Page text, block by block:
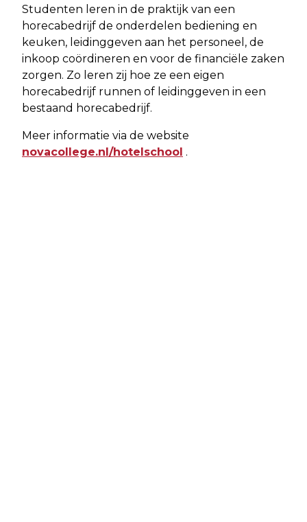
Studenten leren in de praktijk van een
horecabedrijf de onderdelen bediening en
keuken, leidinggeven aan het personeel, de
inkoop coördineren en voor de financiële zaken
zorgen. Zo leren zij hoe ze een eigen
horecabedrijf runnen of leidinggeven in een
bestaand horecabedrijf.
Meer informatie via de website
novacollege.nl/hotelschool .